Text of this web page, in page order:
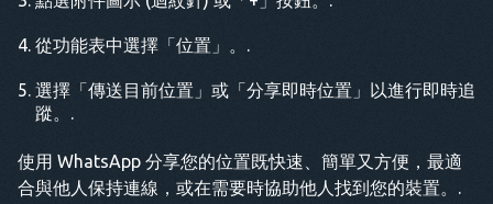
從功能表中選擇「位置」。.
選擇「傳送目前位置」或「分享即時位置」以進行即時追
蹤。.
使用 WhatsApp 分享您的位置既快速、簡單又方便，最適
合與他人保持連線，或在需要時協助他人找到您的裝置。.